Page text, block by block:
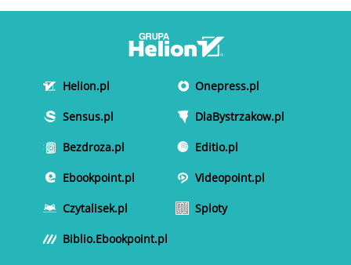
Helion.pl Onepress.pl
Sensus.pl DlaBystrzakow.pl
Bezdroza.pl Editio.pl
Ebookpoint.pl Videopoint.pl
Czytalisek.pl Sploty
Biblio.Ebookpoint.pl